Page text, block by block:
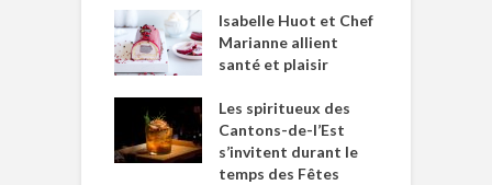
Isabelle Huot et Chef
Marianne allient
santé et plaisir
Les spiritueux des
Cantons-de-l’Est
s’invitent durant le
temps des Fêtes